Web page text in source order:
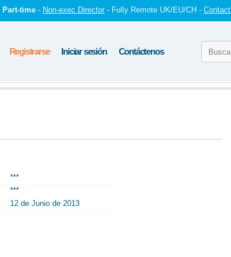
Part-time - Non-exec Director - Fully Remote UK/EU/CH - Contact
Registrarse Iniciar sesión Contáctenos
***
***
12 de Junio de 2013